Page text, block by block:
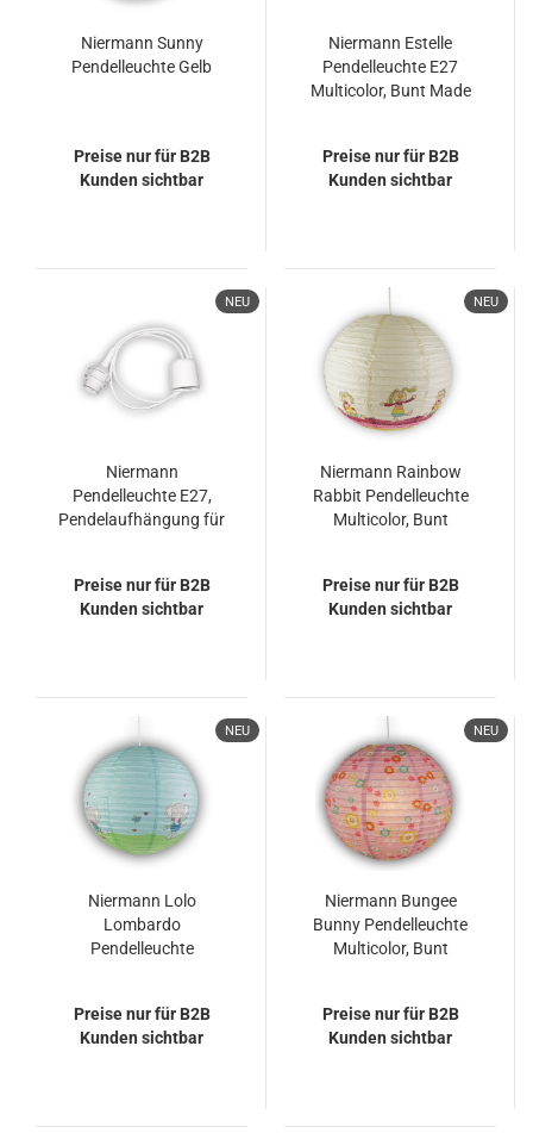
Niermann Sunny
Pendelleuchte Gelb
Preise nur für B2B
Kunden sichtbar
Niermann Estelle
Pendelleuchte E27
Multicolor, Bunt Made
Preise nur für B2B
Kunden sichtbar
NEU
Niermann
Pendelleuchte E27,
Pendelaufhängung für
Preise nur für B2B
Kunden sichtbar
NEU
Niermann Rainbow
Rabbit Pendelleuchte
Multicolor, Bunt
Preise nur für B2B
Kunden sichtbar
NEU
Niermann Lolo
Lombardo
Pendelleuchte
Preise nur für B2B
Kunden sichtbar
NEU
Niermann Bungee
Bunny Pendelleuchte
Multicolor, Bunt
Preise nur für B2B
Kunden sichtbar